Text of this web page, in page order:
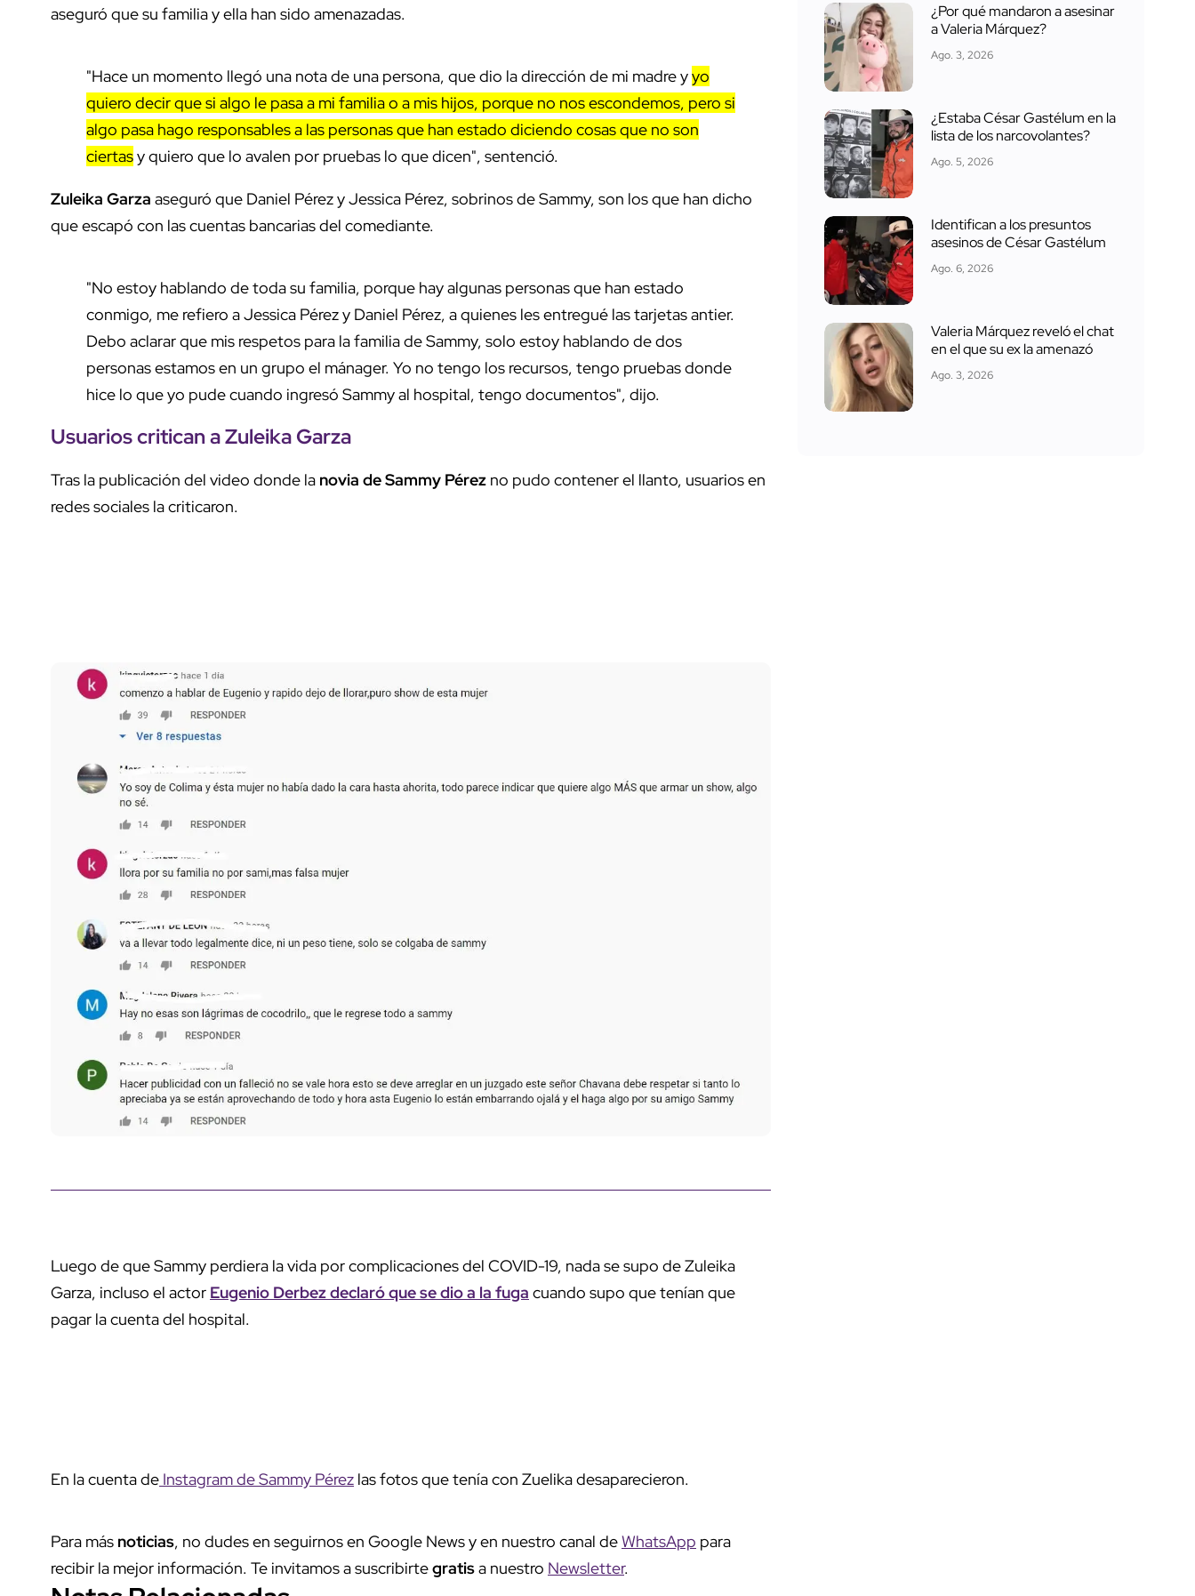
aseguró que su familia y ella han sido amenazadas.
"Hace un momento llegó una nota de una persona, que dio la dirección de mi madre yyo
quiero decir que si algo le pasa a mi familia o a mis hijos, porque no nos escondemos, pero si
algo pasa hago responsables a las personas que han estado diciendo cosas que no son
ciertasy quiero que lo avalen por pruebas lo que dicen", sentenció.
Zuleika Garza aseguró que Daniel Pérez y Jessica Pérez, sobrinos de Sammy, son los que han dicho
que escapó con las cuentas bancarias del comediante.
"No estoy hablando de toda su familia, porque hay algunas personas que han estado
conmigo, me refiero a Jessica Pérez y Daniel Pérez, a quienes les entregué las tarjetas antier.
Debo aclarar que mis respetos para la familia de Sammy, solo estoy hablando de dos
personas estamos en un grupo el mánager. Yo no tengo los recursos, tengo pruebas donde
hice lo que yo pude cuando ingresó Sammy al hospital, tengo documentos", dijo.
Usuarios critican a Zuleika Garza
Tras la publicación del video donde la novia de Sammy Pérez no pudo contener el llanto, usuarios en
redes sociales la criticaron.
Luego de que Sammy perdiera la vida por complicaciones del COVID-19, nada se supo de Zuleika
Garza, incluso el actor Eugenio Derbez declaró que se dio a la fuga cuando supo que tenían que
pagar la cuenta del hospital.
En la cuenta de Instagram de Sammy Pérez las fotos que tenía con Zuelika desaparecieron.
Para más noticias, no dudes en seguirnos en Google News y en nuestro canal deWhatsApp para
recibir la mejor información. Te invitamos a suscribirtegratisa nuestro Newsletter.
¿Por qué mandaron a asesinar
a Valeria Márquez?
Ago. 3, 2026
¿Estaba César Gastélum en la
lista de los narcovolantes?
Ago. 5, 2026
Identifican a los presuntos
asesinos de César Gastélum
Ago. 6, 2026
Valeria Márquez reveló el chat
en el que su ex la amenazó
Ago. 3, 2026